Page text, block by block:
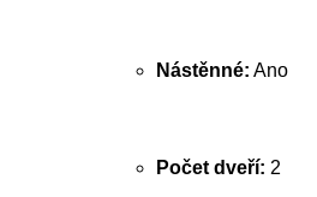
Nástěnné: Ano
Počet dveří: 2